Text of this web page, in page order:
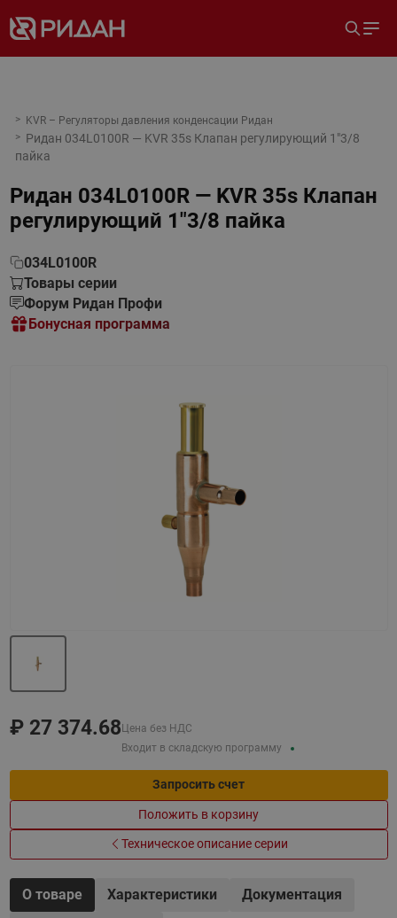
KVR – Регуляторы давления конденсации Ридан
Ридан 034L0100R — KVR 35s Клапан регулирующий 1"3/8
пайка
Ридан 034L0100R — KVR 35s Клапан
регулирующий 1"3/8 пайка
034L0100R
Товары серии
Форум Ридан Профи
Бонусная программа
₽ 27 374.68 Цена без НДС
Входит в складскую программу
Запросить счет
Положить в корзину
Техническое описание серии
О товаре Характеристики
Документация